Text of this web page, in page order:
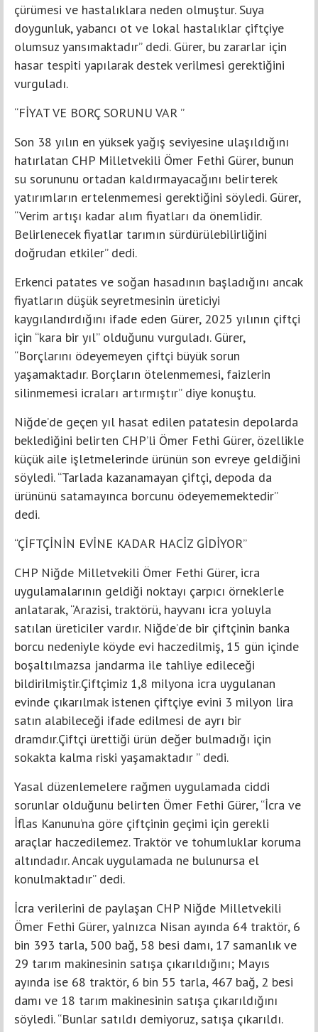
çürümesi ve hastalıklara neden olmuştur. Suya
doygunluk, yabancı ot ve lokal hastalıklar çiftçiye
olumsuz yansımaktadır” dedi. Gürer, bu zararlar için
hasar tespiti yapılarak destek verilmesi gerektiğini
vurguladı.
“FİYAT VE BORÇ SORUNU VAR ”
Son 38 yılın en yüksek yağış seviyesine ulaşıldığını
hatırlatan CHP Milletvekili Ömer Fethi Gürer, bunun
su sorununu ortadan kaldırmayacağını belirterek
yatırımların ertelenmemesi gerektiğini söyledi. Gürer,
“Verim artışı kadar alım fiyatları da önemlidir.
Belirlenecek fiyatlar tarımın sürdürülebilirliğini
doğrudan etkiler” dedi.
Erkenci patates ve soğan hasadının başladığını ancak
fiyatların düşük seyretmesinin üreticiyi
kaygılandırdığını ifade eden Gürer, 2025 yılının çiftçi
için “kara bir yıl” olduğunu vurguladı. Gürer,
“Borçlarını ödeyemeyen çiftçi büyük sorun
yaşamaktadır. Borçların ötelenmemesi, faizlerin
silinmemesi icraları artırmıştır” diye konuştu.
Niğde’de geçen yıl hasat edilen patatesin depolarda
beklediğini belirten CHP’li Ömer Fethi Gürer, özellikle
küçük aile işletmelerinde ürünün son evreye geldiğini
söyledi. “Tarlada kazanamayan çiftçi, depoda da
ürününü satamayınca borcunu ödeyememektedir”
dedi.
“ÇİFTÇİNİN EVİNE KADAR HACİZ GİDİYOR”
CHP Niğde Milletvekili Ömer Fethi Gürer, icra
uygulamalarının geldiği noktayı çarpıcı örneklerle
anlatarak, “Arazisi, traktörü, hayvanı icra yoluyla
satılan üreticiler vardır. Niğde’de bir çiftçinin banka
borcu nedeniyle köyde evi haczedilmiş, 15 gün içinde
boşaltılmazsa jandarma ile tahliye edileceği
bildirilmiştir.Çiftçimiz 1,8 milyona icra uygulanan
evinde çıkarılmak istenen çiftçiye evini 3 milyon lira
satın alabileceği ifade edilmesi de ayrı bir
dramdır.Çiftçi ürettiği ürün değer bulmadığı için
sokakta kalma riski yaşamaktadır ” dedi.
Yasal düzenlemelere rağmen uygulamada ciddi
sorunlar olduğunu belirten Ömer Fethi Gürer, “İcra ve
İflas Kanunu’na göre çiftçinin geçimi için gerekli
araçlar haczedilemez. Traktör ve tohumluklar koruma
altındadır. Ancak uygulamada ne bulunursa el
konulmaktadır” dedi.
İcra verilerini de paylaşan CHP Niğde Milletvekili
Ömer Fethi Gürer, yalnızca Nisan ayında 64 traktör, 6
bin 393 tarla, 500 bağ, 58 besi damı, 17 samanlık ve
29 tarım makinesinin satışa çıkarıldığını; Mayıs
ayında ise 68 traktör, 6 bin 55 tarla, 467 bağ, 2 besi
damı ve 18 tarım makinesinin satışa çıkarıldığını
söyledi. “Bunlar satıldı demiyoruz, satışa çıkarıldı.